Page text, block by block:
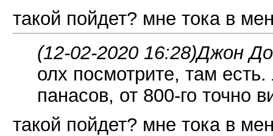
такой пойдет? мне тока в
(12-02-2020 16:28)Джон
олх посмотрите, там
панасов, от 800-го точно
такой пойдет? мне тока в